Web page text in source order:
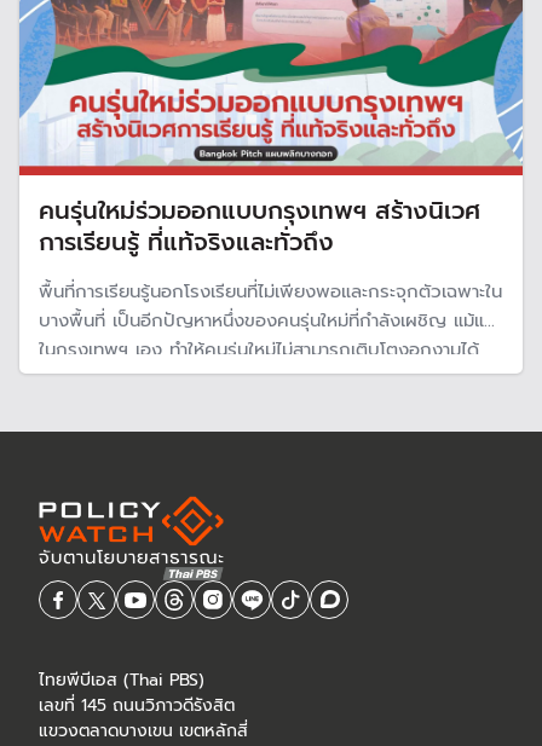
คนรุ่นใหม่ร่วมออกแบบกรุงเทพฯ สร้างนิเวศ
การเรียนรู้ ที่แท้จริงและทั่วถึง
พื้นที่การเรียนรู้นอกโรงเรียนที่ไม่เพียงพอและกระจุกตัวเฉพาะใน
บางพื้นที่ เป็นอีกปัญหาหนึ่งของคนรุ่นใหม่ที่กำลังเผชิญ แม้แต่
ในกรุงเทพฯ เอง ทำให้คนรุ่นใหม่ไม่สามารถเติบโตงอกงามได้
อย่างมีคุณภาพ และมีทักษะตามความต้องการ
ไทยพีบีเอส (Thai PBS)
เลขที่ 145 ถนนวิภาวดีรังสิต
แขวงตลาดบางเขน เขตหลักสี่